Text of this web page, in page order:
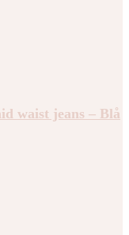
waist jeans – Blå